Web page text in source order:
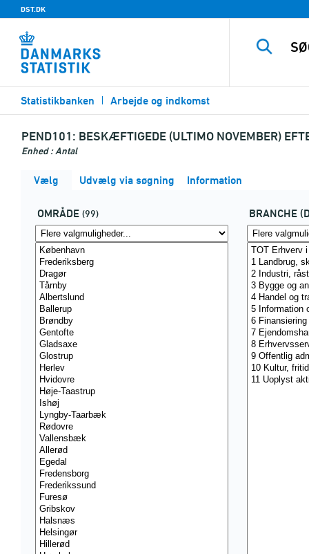
DST.DK
Statistikbanken Arbejde og indkomst
PEND101: BESKÆFTIGEDE (ULTIMO NOVEMBER)
Enhed : Antal
Vælg Udvælg via søgning Information
OMRÅDE (99) BRANCHE